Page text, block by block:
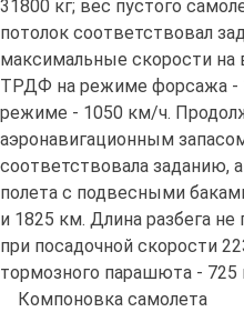
31800 кг; вес пустого
потолок соответствовал
максимальные скорости на
ТРДФ на режиме форсажа -
режиме - 1050 км/ч.
аэронавигационным
соответствовала заданию,
полета с подвесными
и 1825 км. Длина разбега
при посадочной скорости
тормозного парашюта - 725
Компоновка самолета